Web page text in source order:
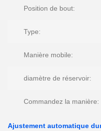
Position de bout:
Type:
Manière mobile:
diamètre de réservoir:
Commandez la manière:
Ajustement automatique